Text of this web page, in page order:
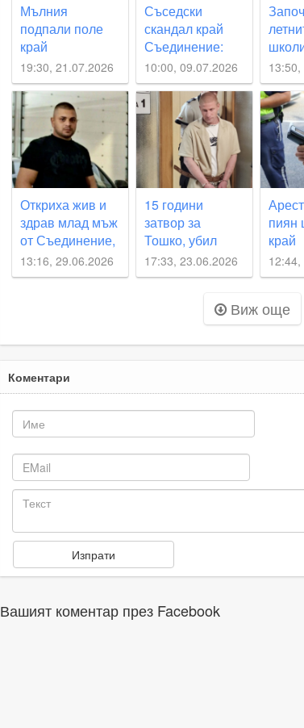
Мълния
подпали поле
край
Съединение,
тракторист
спаси къщи и
бензиностанция
от огнен ад
ВИДЕО
19:30, 21.07.2026
Съседски
скандал край
Съединение:
Жена извика
полиция заради
силна музика,
после я
заплашиха с
палеж
10:00, 09.07.2026
Откриха жив и
здрав млад мъж
от Съединение,
когото
родителите му
13:16, 29.06.2026
15 години
затвор за
Тошко, убил
свой колега
край
Съединение
17:33, 23.06.2026
пиян
край
Виж още
Коментари
Вашият коментар през Facebook